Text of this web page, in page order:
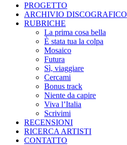
PROGETTO
ARCHIVIO DISCOGRAFICO
RUBRICHE
La prima cosa bella
È stata tua la colpa
Mosaico
Futura
Sì, viaggiare
Cercami
Bonus track
Niente da capire
Viva l’Italia
Scrivimi
RECENSIONI
RICERCA ARTISTI
CONTATTO